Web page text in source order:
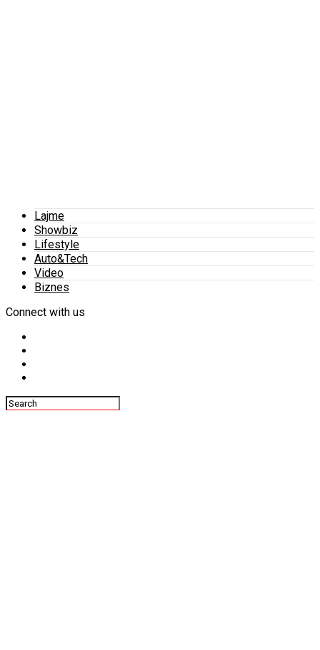
Lajme
Showbiz
Lifestyle
Auto&Tech
Video
Biznes
Connect with us